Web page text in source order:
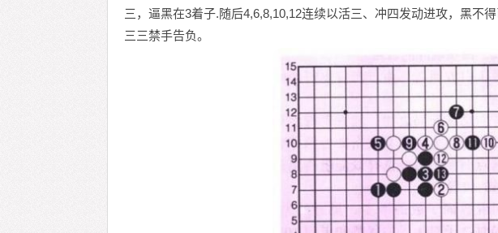
三，逼黑在3着子.随后4,6,8,10,12连续以活三、冲四发动进攻，黑不
三三禁手告负。